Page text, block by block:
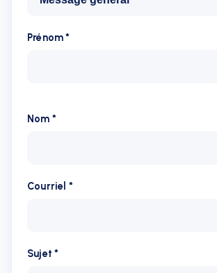
Prénom *
Nom *
Courriel *
Sujet *